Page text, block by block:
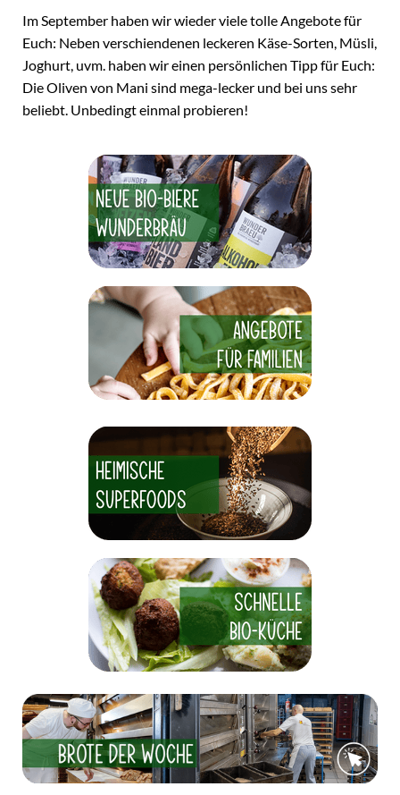
Im September haben wir wieder viele tolle Angebote für
Euch: Neben verschiendenen leckeren Käse-Sorten, Müsli,
Joghurt, uvm. haben wir einen persönlichen Tipp für Euch:
Die Oliven von Mani sind mega-lecker und bei uns sehr
beliebt. Unbedingt einmal probieren!